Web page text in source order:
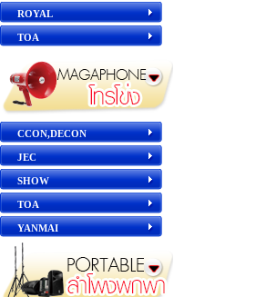
ROYAL
TOA
CCON,DECON
JEC
SHOW
TOA
YANMAI